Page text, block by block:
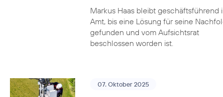
Markus Haas bleibt geschäftsführend
Amt, bis eine Lösung für seine
gefunden und vom Aufsichtsrat
beschlossen worden ist.
07. Oktober 2025